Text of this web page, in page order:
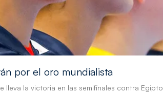
por el oro mundialista
la victoria en las semifinales contra Egipto